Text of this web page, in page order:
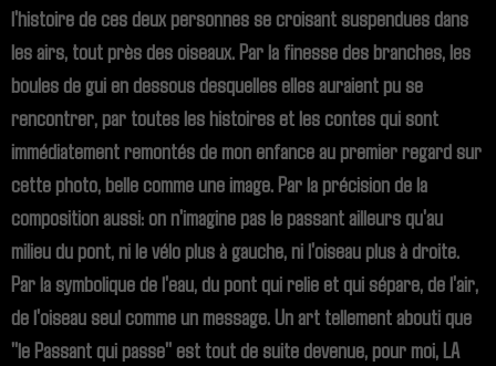
l'histoire de ces deux personnes se croisant suspendues dans
les airs, tout près des oiseaux. Par la finesse des branches, les
boules de gui en dessous desquelles elles auraient pu se
rencontrer, par toutes les histoires et les contes qui sont
immédiatement remontés de mon enfance au premier regard sur
cette photo, belle comme une image. Par la précision de la
composition aussi: on n'imagine pas le passant ailleurs qu'au
milieu du pont, ni le vélo plus à gauche, ni l'oiseau plus à droite.
Par la symbolique de l'eau, du pont qui relie et qui sépare, de l'air,
de l'oiseau seul comme un message. Un art tellement abouti que
"le Passant qui passe" est tout de suite devenue, pour moi, LA